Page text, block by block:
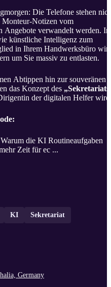
Die Telefone stehen
Monteur-Notizen vom
Angebote verwandelt werden. In
künstliche Intelligenz zum
in Ihrem Handwerksbüro
um Sie massiv zu entlasten.
Abtippen hin zur souveränen
das Konzept des „Sekretariats
der digitalen Helfer
Warum die KI Routineaufgaben
Zeit für ec ...
KI Sekretariat
Germany